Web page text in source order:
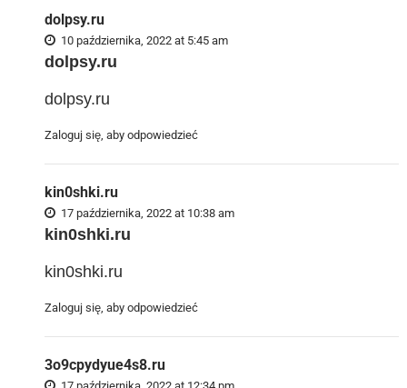
dolpsy.ru
10 października, 2022 at 5:45 am
dolpsy.ru
dolpsy.ru
Zaloguj się, aby odpowiedzieć
kin0shki.ru
17 października, 2022 at 10:38 am
kin0shki.ru
kin0shki.ru
Zaloguj się, aby odpowiedzieć
3o9cpydyue4s8.ru